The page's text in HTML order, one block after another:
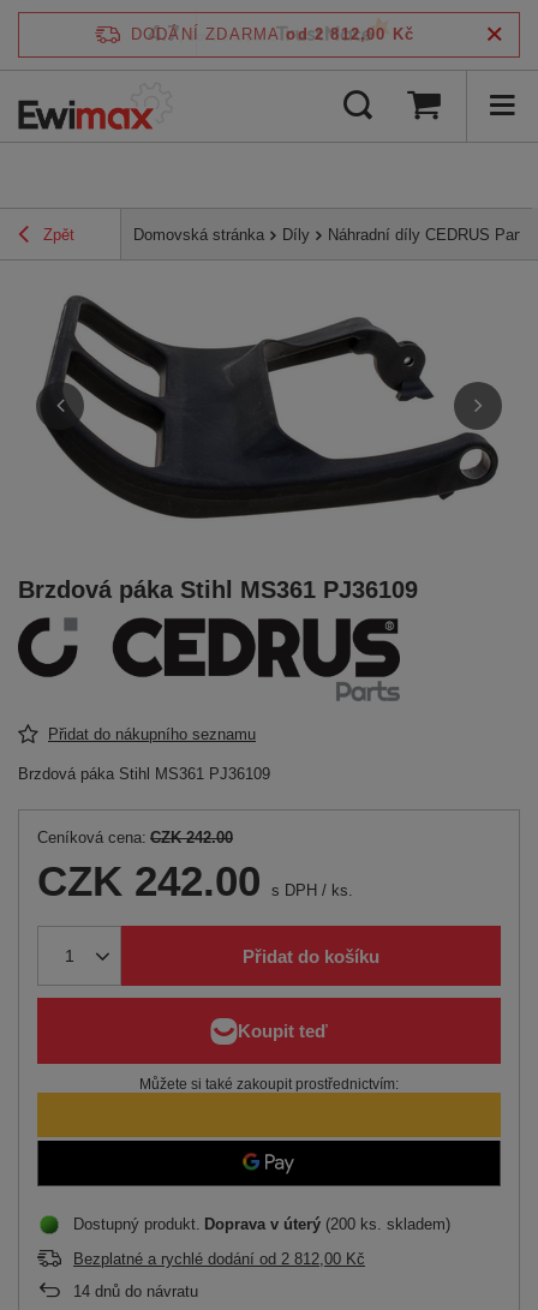
DODÁNÍ ZDARMA od 2 812,00 Kč
Zpět Domovská stránka Díly Náhradní díly CEDRUS Parts
Brzdová páka Stihl MS361 PJ36109
Přidat do nákupního seznamu
Brzdová páka Stihl MS361 PJ36109
Ceníková cena: CZK 242.00
CZK 242.00 s DPH / ks.
Přidat do košíku
Můžete si také zakoupit prostřednictvím:
Dostupný produkt Doprava v úterý (200 ks. skladem)
Bezplatné a rychlé dodání od 2 812,00 Kč
14 dnů do návratu
4.7 /5 ověřeno podle